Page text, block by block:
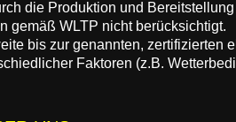
die Produktion und
gemäß WLTP nicht berücksichtigt.
bis zur genannten, zertifizierten
Faktoren (z.B.